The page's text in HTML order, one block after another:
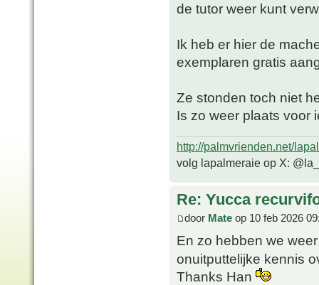
de tutor weer kunt
Ik heb er hier de
exemplaren gratis
Ze stonden toch niet
Is zo weer plaats voor
http://palmvrienden.net/
volg lapalmeraie op X:
Re: Yucca
door Mate op 10 feb 2026
En zo hebben we
onuitputtelijke kennis
Thanks Han